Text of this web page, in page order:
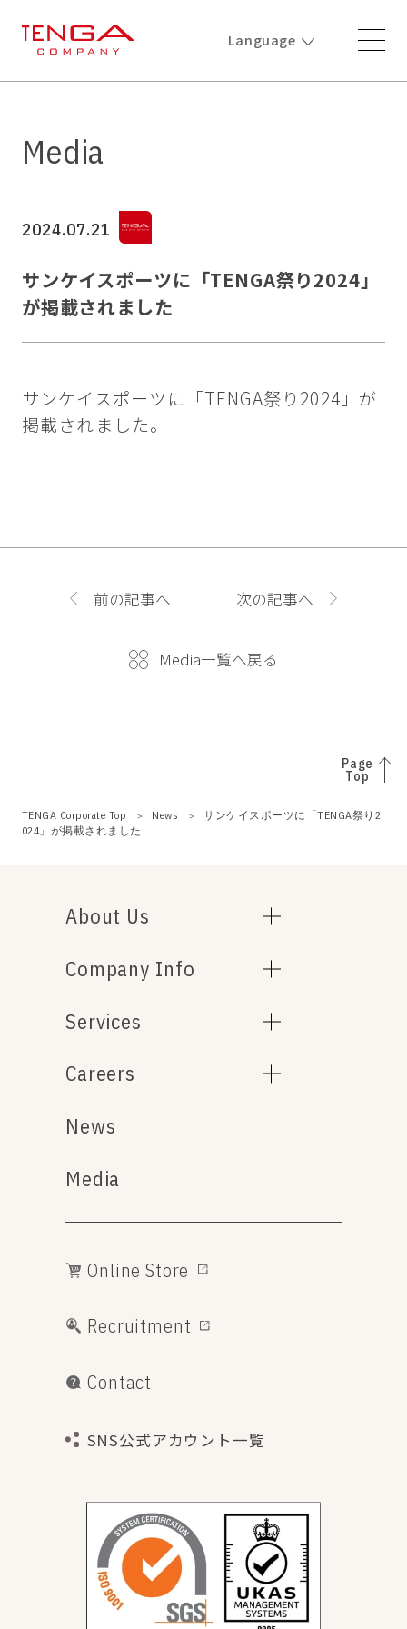
Language
Media
2024.07.21
サンケイスポーツに「TENGA祭り2024」
が掲載されました
サンケイスポーツに「TENGA祭り2024」が
掲載されました。
前の記事へ
Media一覧へ戻る
次の記事へ
Page
Top
TENGA Corporate Top News
サンケイスポーツに「TENGA祭り2
024」が掲載されました
Online Store
Recruitment
Contact
SNS公式アカウント一覧
About Us
Company Info
Services
Careers
News
Media